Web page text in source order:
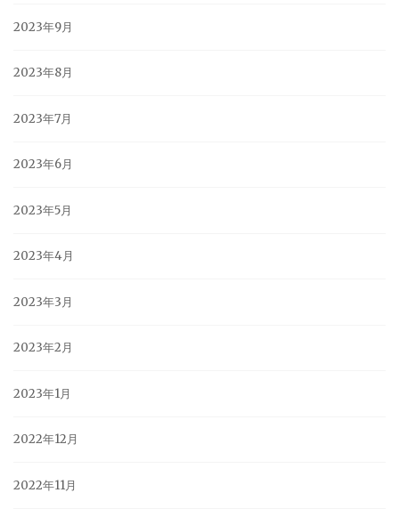
2023年9月
2023年8月
2023年7月
2023年6月
2023年5月
2023年4月
2023年3月
2023年2月
2023年1月
2022年12月
2022年11月